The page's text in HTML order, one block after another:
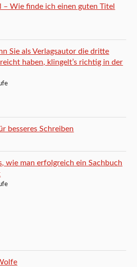
– Wie finde ich einen guten Titel
Sie als Verlagsautor die dritte
haben, klingelt’s richtig in der
besseres Schreiben
wie man erfolgreich ein Sachbuch